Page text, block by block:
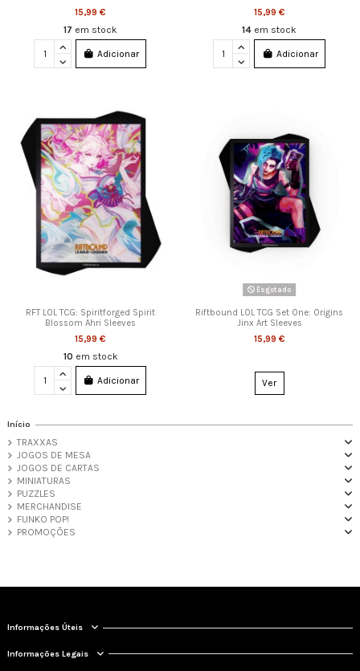
15,99 €
17 em stock
Adicionar
15,99 €
14 em stock
Adicionar
RFT LOL TCG: Spiritforged Spirit
Blossom Ahri Sleeves
15,99 €
10 em stock
Adicionar
Esgotado
Riftbound LOL TCG Set One: Origins
Jinx Art Sleeves
15,99 €
Ver
Início
TRAXXAS
JOGOS DE MESA
JOGOS DE CARTAS
MINIATURAS
PUZZLES
MERCHANDISE
FUNKO POP!
PROMOÇÕES
Informações Úteis
Informações Legais